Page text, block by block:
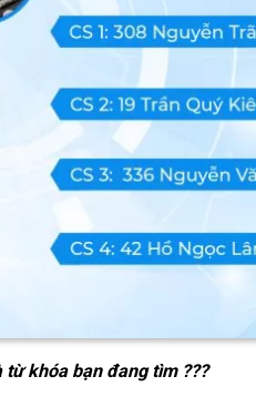
khóa bạn đang tìm ???